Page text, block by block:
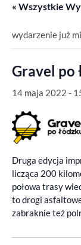
« Wszystkie
wydarzenie już
Gravel po
14 maja 2022 -
Druga edycja
licząca 200
połowa trasy
to drogi
zabraknie też